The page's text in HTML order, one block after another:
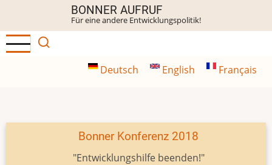
Inhalt
BONNER AUFRUF
Für eine andere Entwicklungspolitik!
Deutsch English Français
Bonner Konferenz 2018
"Entwicklungshilfe beenden!"